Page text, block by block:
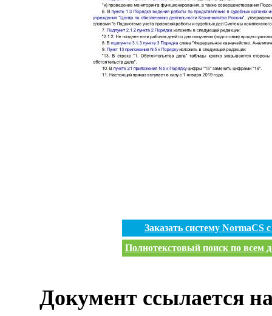
Заказать систему
Полнотекстовый поиск по всем
Документ ссылается